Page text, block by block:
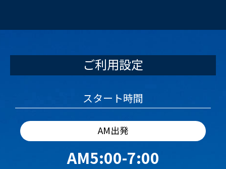
ご利用設定
スタート時間
AM出発
AM5:00-7:00